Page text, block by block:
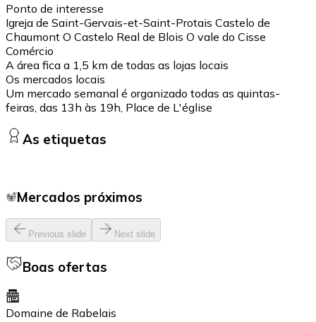
Ponto de interesse
Igreja de Saint-Gervais-et-Saint-Protais Castelo de
Chaumont O Castelo Real de Blois O vale do Cisse
Comércio
A área fica a 1,5 km de todas as lojas locais
Os mercados locais
Um mercado semanal é organizado todas as quintas-
feiras, das 13h às 19h, Place de L'église
As etiquetas
Mercados próximos
Previous slide Next slide
Boas ofertas
Domaine de Rabelais